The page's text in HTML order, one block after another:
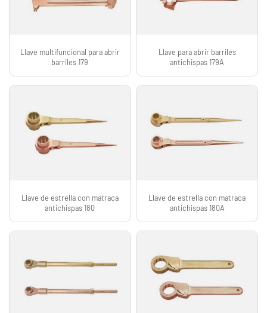
Llave multifuncional para abrir
barriles 179
Llave para abrir barriles
antichispas 179A
Llave de estrella con matraca
antichispas 180
Llave de estrella con matraca
antichispas 180A